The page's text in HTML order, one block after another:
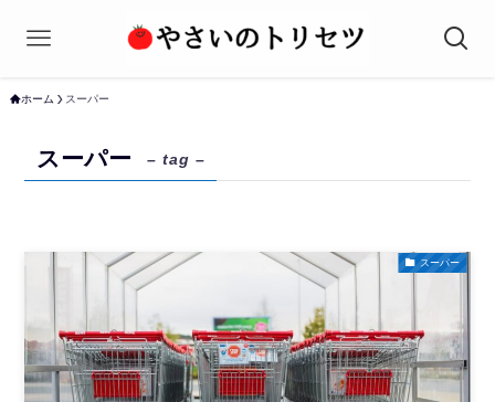
ホーム スーパー
スーパー – tag –
スーパー